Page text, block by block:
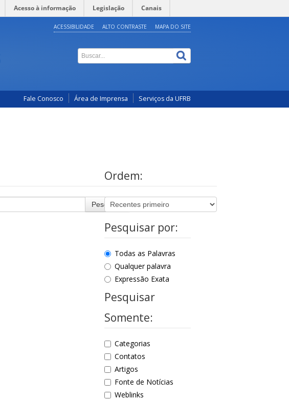
Acesso à informação Legislação Canais
ACESSIBILIDADE ALTO CONTRASTE MAPA DO SITE
Fale Conosco Área de Imprensa Serviços da UFRB
Pesquisar
Ordem:
Pesquisar por:
Todas as Palavras
Qualquer palavra
Expressão Exata
Pesquisar
Somente:
Categorias
Contatos
Artigos
Fonte de Notícias
Weblinks